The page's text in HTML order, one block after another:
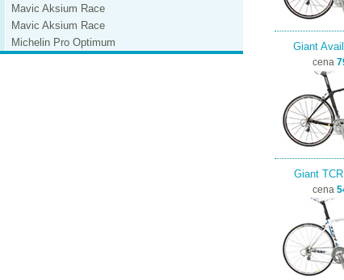
Mavic Aksium Race
Mavic Aksium Race
Michelin Pro Optimum Giant
cena
Giant
cena